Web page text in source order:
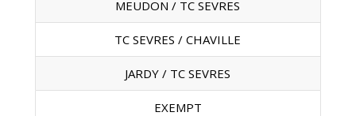
MEUDON / TC SEVRES
TC SEVRES / CHAVILLE
JARDY / TC SEVRES
EXEMPT